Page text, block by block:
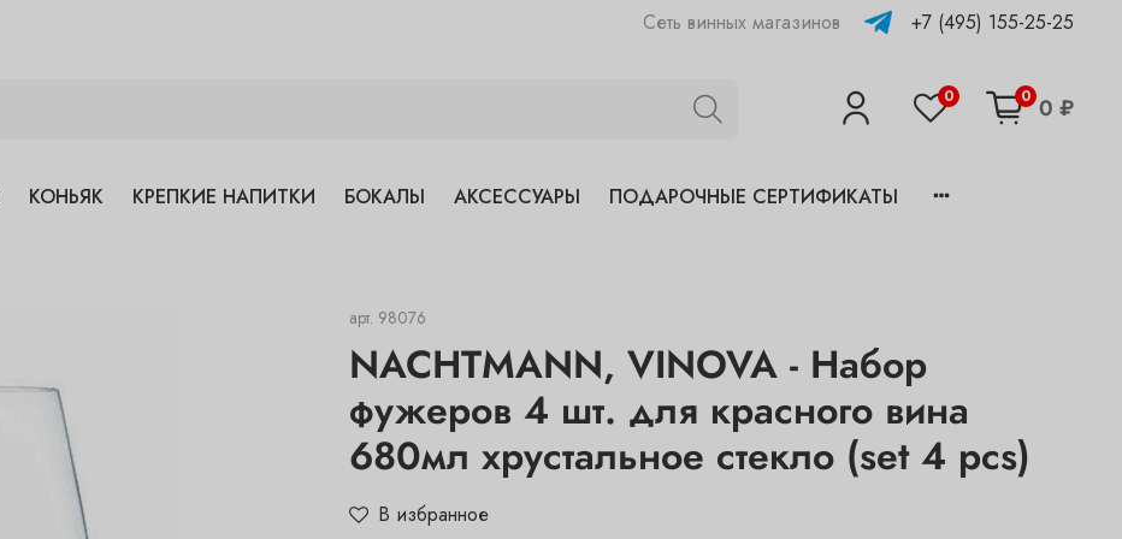
Сеть винных магазинов +7 (495) 155-25-25
0 0 0 ₽
КОНЬЯК КРЕПКИЕ НАПИТКИ БОКАЛЫ АКСЕССУАРЫ ПОДАРОЧНЫЕ СЕРТИФИКАТЫ
арт. 98076
NACHTMANN, VINOVA - Набор
фужеров 4 шт. для красного вина
680мл хрустальное стекло (set 4 pcs)
В избранное